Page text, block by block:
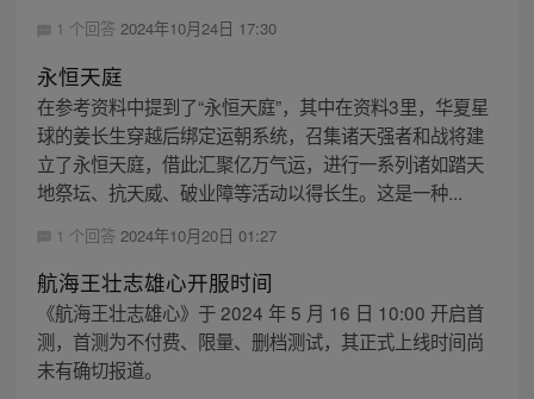
1 个回答 2024年10月24日 17:30
永恒天庭
在参考资料中提到了“永恒天庭”，其中在资料3里，华夏星
球的姜长生穿越后绑定运朝系统，召集诸天强者和战将建
立了永恒天庭，借此汇聚亿万气运，进行一系列诸如踏天
地祭坛、抗天威、破业障等活动以得长生。这是一种...
1 个回答 2024年10月20日 01:27
航海王壮志雄心开服时间
《航海王壮志雄心》于 2024 年 5 月 16 日 10:00 开启首
测，首测为不付费、限量、删档测试，其正式上线时间尚
未有确切报道。